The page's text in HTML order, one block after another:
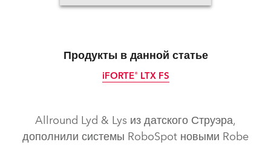
Продукты в данной статье
iFORTE® LTX FS
Allround Lyd & Lys из датского Струэра,
дополнили системы RoboSpot новыми Robe